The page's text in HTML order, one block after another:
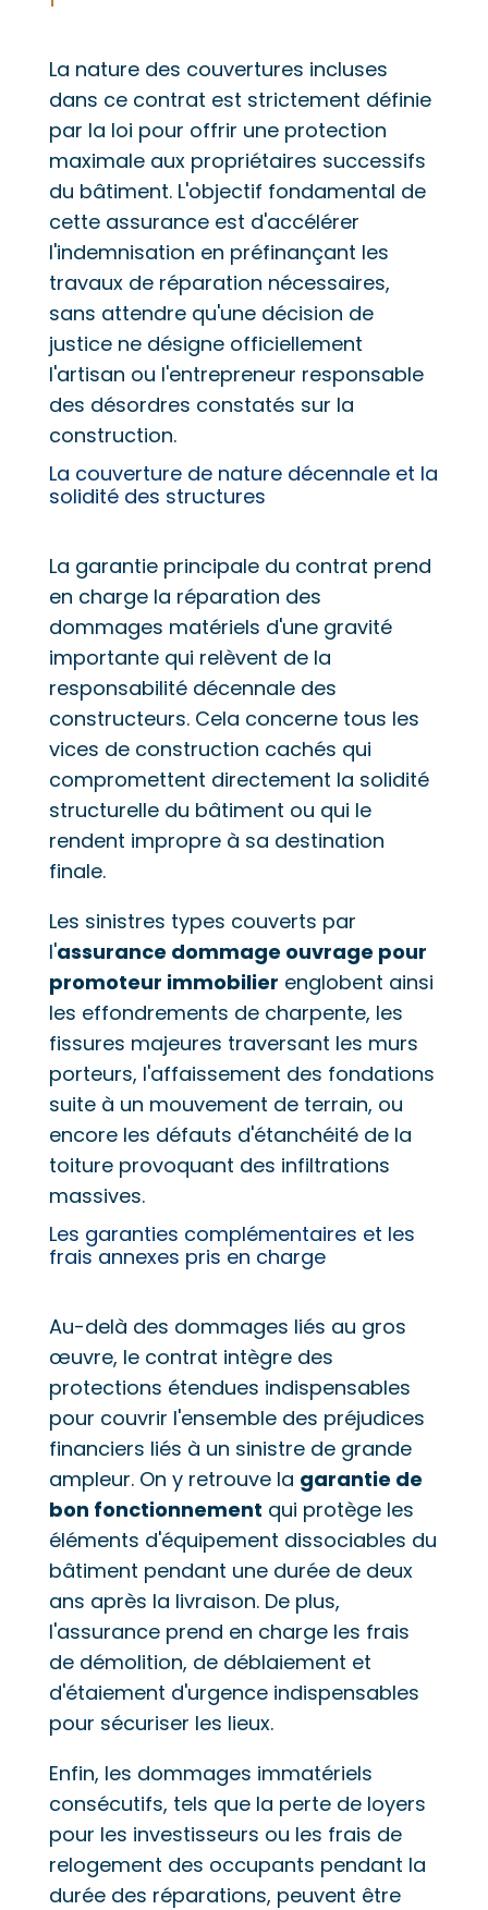
La nature des couvertures incluses
dans ce contrat est strictement définie
par la loi pour offrir une protection
maximale aux propriétaires successifs
du bâtiment. L'objectif fondamental de
cette assurance est d'accélérer
l'indemnisation en préfinançant les
travaux de réparation nécessaires,
sans attendre qu'une décision de
justice ne désigne officiellement
l'artisan ou l'entrepreneur responsable
des désordres constatés sur la
construction.
La couverture de nature décennale et la
solidité des structures
La garantie principale du contrat prend
en charge la réparation des
dommages matériels d'une gravité
importante qui relèvent de la
responsabilité décennale des
constructeurs. Cela concerne tous les
vices de construction cachés qui
compromettent directement la solidité
structurelle du bâtiment ou qui le
rendent impropre à sa destination
finale.
Les sinistres types couverts par
l'assurance dommage ouvrage pour
promoteur immobilier englobent ainsi
les effondrements de charpente, les
fissures majeures traversant les murs
porteurs, l'affaissement des fondations
suite à un mouvement de terrain, ou
encore les défauts d'étanchéité de la
toiture provoquant des infiltrations
massives.
Les garanties complémentaires et les
frais annexes pris en charge
Au-delà des dommages liés au gros
œuvre, le contrat intègre des
protections étendues indispensables
pour couvrir l'ensemble des préjudices
financiers liés à un sinistre de grande
ampleur. On y retrouve la garantie de
bon fonctionnement qui protège les
éléments d'équipement dissociables du
bâtiment pendant une durée de deux
ans après la livraison. De plus,
l'assurance prend en charge les frais
de démolition, de déblaiement et
d'étaiement d'urgence indispensables
pour sécuriser les lieux.
Enfin, les dommages immatériels
consécutifs, tels que la perte de loyers
pour les investisseurs ou les frais de
relogement des occupants pendant la
durée des réparations, peuvent être